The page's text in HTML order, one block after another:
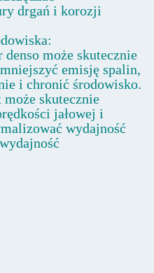
drgań i korozji
może skutecznie
emisję spalin,
i chronić środowisko.
skutecznie
jałowej i
wydajność